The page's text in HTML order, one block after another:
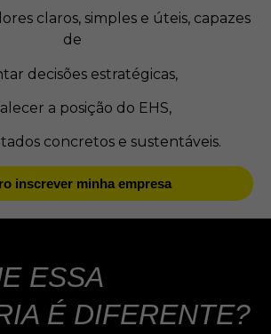
claros, simples e úteis, capazes
de
decisões estratégicas,
a posição do EHS,
concretos e sustentáveis.
inscrever minha empresa
ESSA
É DIFERENTE?